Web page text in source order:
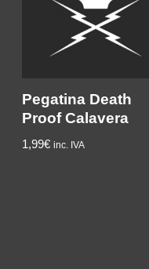
Pegatina Death
Proof Calavera
1,99€ inc. IVA